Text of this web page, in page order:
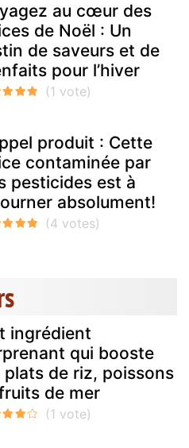
au cœur des
de Noël : Un
de saveurs et de
pour l’hiver
produit : Cette
contaminée par
pesticides est à
absolument!
ingrédient
qui booste
plats de riz, poissons
de mer